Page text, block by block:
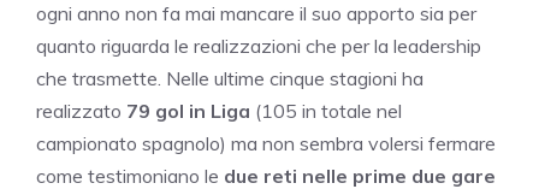
ogni anno non fa mai mancare il suo apporto sia per
quanto riguarda le realizzazioni che per la leadership
che trasmette. Nelle ultime cinque stagioni ha
realizzato 79 gol in Liga (105 in totale nel
campionato spagnolo) ma non sembra volersi fermare
come testimoniano le due reti nelle prime due gare